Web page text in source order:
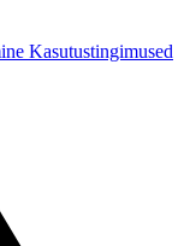
Kasutustingimused